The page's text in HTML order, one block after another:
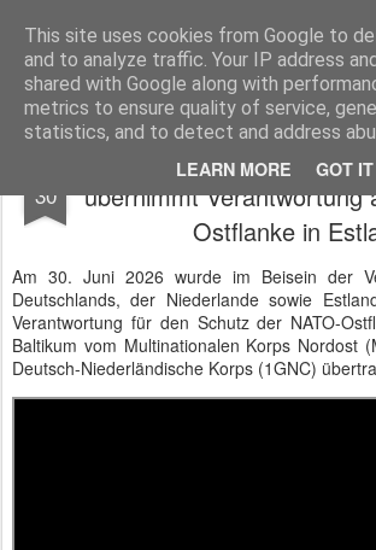
This site uses cookies from Google to
and to analyze traffic. Your IP address
shared with Google along with
metrics to ensure quality of service,
statistics, and to detect and address
LEARN MORE GOT IT
BTB concept Media GmbH Presseberichte zu Bundespolitik, Diplomatie,
30
1. Deutsch-
übernimmt Verantwortung
Ostflanke in
Am 30. Juni 2026 wurde im Beisein der
Deutschlands, der Niederlande sowie
Verantwortung für den Schutz der NATO-
Baltikum vom Multinationalen Korps Nordost
Deutsch-Niederländische Korps (1GNC)